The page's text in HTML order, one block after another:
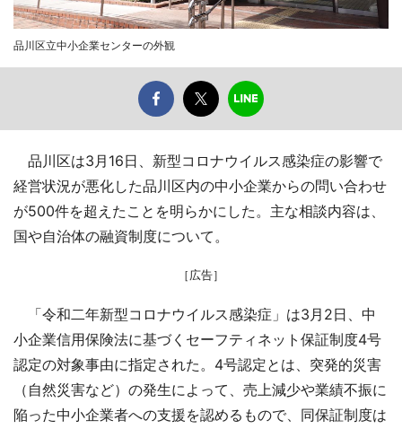
品川区立中小企業センターの外観
品川区は3月16日、新型コロナウイルス感染症の影響で
経営状況が悪化した品川区内の中小企業からの問い合わせ
が500件を超えたことを明らかにした。主な相談内容は、
国や自治体の融資制度について。
［広告］
「令和二年新型コロナウイルス感染症」は3月2日、中
小企業信用保険法に基づくセーフティネット保証制度4号
認定の対象事由に指定された。4号認定とは、突発的災害
（自然災害など）の発生によって、売上減少や業績不振に
陥った中小企業者への支援を認めるもので、同保証制度は